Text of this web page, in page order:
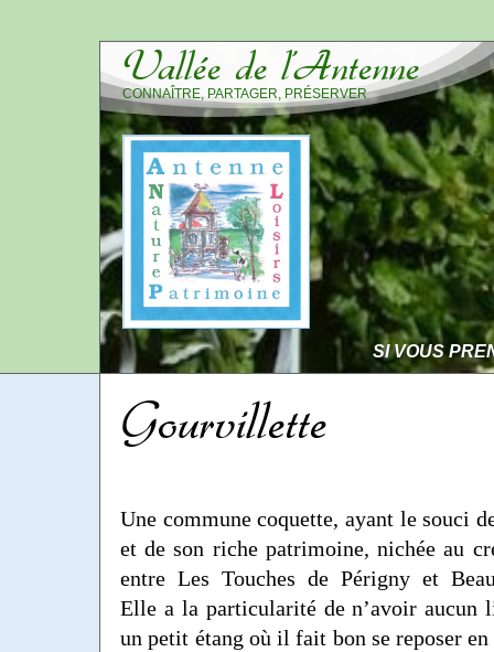
Vallée de l’Antenne
CONNAÎTRE, PARTAGER, PRÉSERVER
SI VOUS
Gourvillette
Une commune coquette, ayant le souci
et de son riche patrimoine, nichée au
entre Les Touches de Périgny et
Elle a la particularité de n’avoir aucun
un petit étang où il fait bon se reposer en